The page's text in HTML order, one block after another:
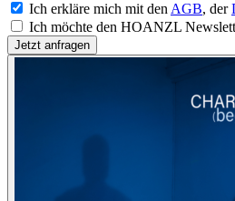
Ich erkläre mich mit den AGB, der
Ich möchte den HOANZL